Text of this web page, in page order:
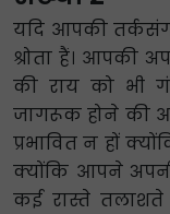
यदि आपकी
श्रोता हैं। आपकी
की राय को भी
जागरूक होने की
प्रभावित न हों
क्योंकि आपने
कई रास्ते